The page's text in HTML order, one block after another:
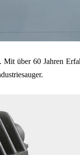
Mit über 60 Jahren